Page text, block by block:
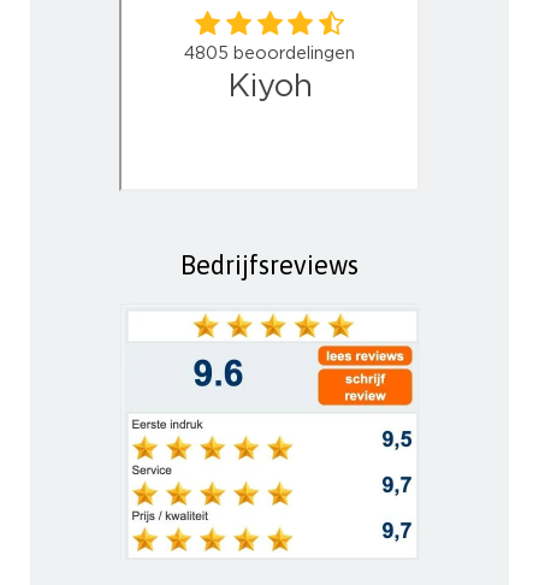
Bedrijfsreviews